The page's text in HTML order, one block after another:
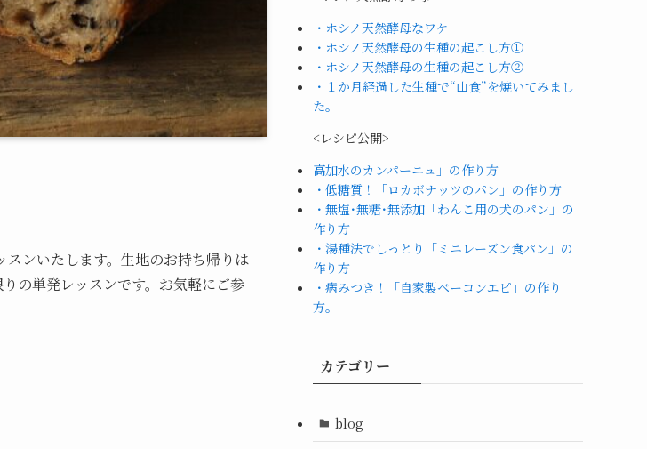
ンいたします。生地のお持ち帰りは
りの単発レッスンです。お気軽にご参
・ホシノ天然酵母なワケ
・ホシノ天然酵母の生種の起こし方①
・ホシノ天然酵母の生種の起こし方②
・１か月経過した生種で“山食”を焼いてみまし
た。
<レシピ公開>
高加水のカンパーニュ」の作り方
・低糖質！「ロカボナッツのパン」の作り方
・無塩･無糖･無添加「わんこ用の犬のパン」の
作り方
・湯種法でしっとり「ミニレーズン食パン」の
作り方
・病みつき！「自家製ベーコンエピ」の作り
方。
カテゴリー
blog